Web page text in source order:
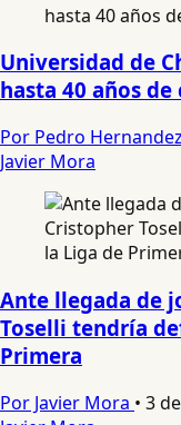
Universidad de
hasta 40 años
Por Pedro Hernandez
Javier Mora
Ante llegada de
Toselli tendría
Primera
Por Javier Mora • 3